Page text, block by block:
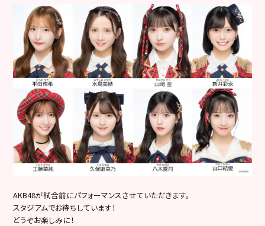
AKB48が試合前にパフォーマンスさせていただきます。
スタジアムでお待ちしています！
どうぞお楽しみに！